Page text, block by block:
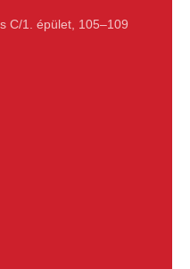
C/1. épület, 105–109